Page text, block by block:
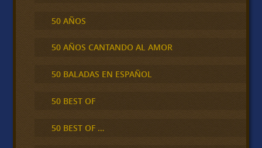
50 AÑOS
50 AÑOS CANTANDO AL AMOR
50 BALADAS EN ESPAÑOL
50 BEST OF
50 BEST OF …